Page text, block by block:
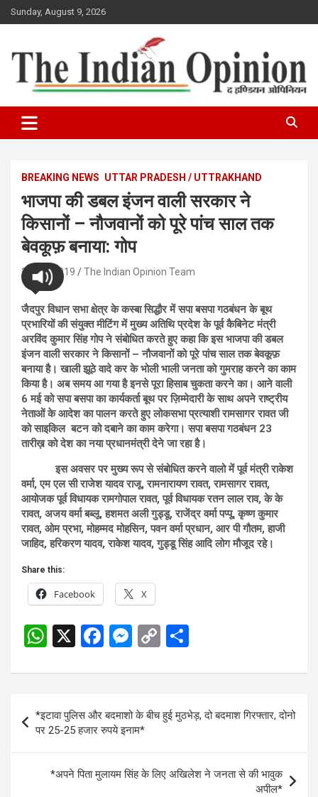
Skip
to
Sunday, August 9, 2026
Indian Opinion News
BREAKING NEWS UTTAR PRADESH / UTTRAKHAND
भाजपा की डबल इंजन वाली सरकार ने
किसानों – नौजवानों को पूरे पांच साल तक
बेवकूफ़ बनाया: गोप
31/03/2019 The Indian Opinion Team
जैदपुर विधान सभा क्षेत्र के कस्बा सिद्धौर में सपा बसपा गठबंधन के बूथ
प्रभारियों की संयुक्त मीटिंग में मुख्य अतिथि प्रदेश के पूर्व कैबिनेट मंत्री
अरविंद कुमार सिंह गोप ने संबोधित करते हुए कहा कि इस भाजपा की डबल
इंजन वाली सरकार ने किसानों – नौजवानों को पूरे पांच साल तक बेवकूफ़
बनाया है। खाली झूठे वादे कर के भोली भाली जनता को गुमराह करने का काम
किया है। अब समय आ गया है इनसे पूरा हिसाब चुकता करने का। आने वाली
6 मई को सपा बसपा का कार्यकर्ता बूथ पर ज़िम्मेदारी के साथ अपने राष्ट्रीय
नेताओं के आदेश का पालन करते हुए लोकसभा प्रत्याशी रामसागर रावत जी
को साइकिल बटन को दबाने का काम करेगा। सपा बसपा गठबंधन 23
तारीख़ को देश का नया प्रधानमंत्री देने जा रहा है।
इस अवसर पर मुख्य रूप से संबोधित करने वालो में पूर्व मंत्री राकेश
वर्मा, एम एल सी राजेश यादव राजू, रामनारायण रावत, रामसागर रावत,
आयोजक पूर्व विधायक रामगोपाल रावत, पूर्व विधायक रतन लाल राव, के के
रावत, अजय वर्मा बब्लू, हशमत अली गुड्डू, राजेंद्र वर्मा पप्पू, कृष्ण कुमार
रावत, ओम प्रभा, मोहम्मद मोहसिन, पवन वर्मा प्रधान, आर पी गौतम, हाजी
जाहिद, हरिकरण यादव, राकेश यादव, गुड्डू सिंह आदि लोग मौजूद रहे।
Share this:
Facebook X
W
at
A
p
p
X
F
ce
o
o
k
M
se
n
g
er
C
py
Li
n
k
ar
e
navigation
*इटावा पुलिस और बदमाशो के बीच हुई मुठभेड़, दो बदमाश गिरफ्तार, दोनो
पर 25-25 हजार रुपये इनाम*
*अपने पिता मुलायम सिंह के लिए अखिलेश ने जनता से की भावुक
अपील*